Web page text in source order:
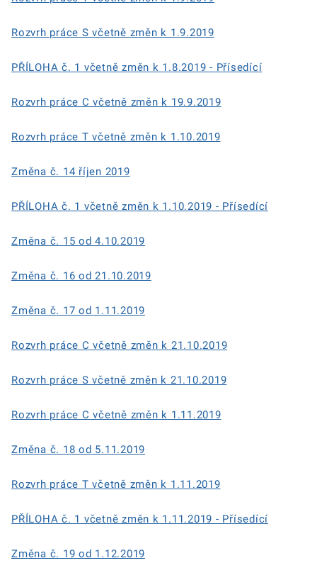
Rozvrh práce S včetně změn k 1.9.2019
PŘÍLOHA č. 1 včetně změn k 1.8.2019 - Přísedící
Rozvrh práce C včetně změn k 19.9.2019
Rozvrh práce T včetně změn k 1.10.2019
Změna č. 14 říjen 2019
PŘÍLOHA č. 1 včetně změn k 1.10.2019 - Přísedící
Změna č. 15 od 4.10.2019
Změna č. 16 od 21.10.2019
Změna č. 17 od 1.11.2019
Rozvrh práce C včetně změn k 21.10.2019
Rozvrh práce S včetně změn k 21.10.2019
Rozvrh práce C včetně změn k 1.11.2019
Změna č. 18 od 5.11.2019
Rozvrh práce T včetně změn k 1.11.2019
PŘÍLOHA č. 1 včetně změn k 1.11.2019 - Přísedící
Změna č. 19 od 1.12.2019